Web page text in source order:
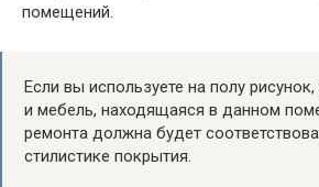
помещений.
Если вы используете на полу рисунок,
и мебель, находящаяся в данном
ремонта должна будет
стилистике покрытия.